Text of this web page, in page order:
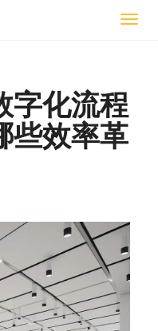
切
字化流程
些效率革